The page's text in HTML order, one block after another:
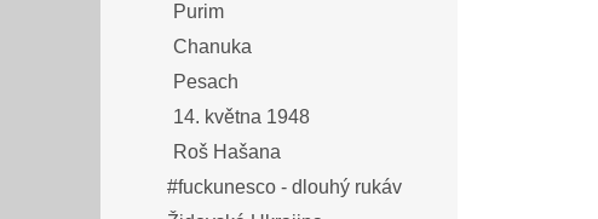
Purim
Chanuka
Pesach
14. května 1948
Roš Hašana
#fuckunesco - dlouhý rukáv